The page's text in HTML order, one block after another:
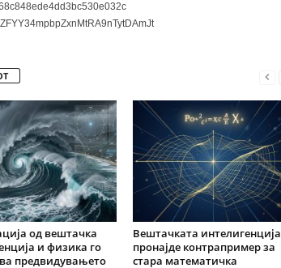
од вештачка
и физика го
предвидувањето
Вештачката интелигенција
пронајде контрапример за
стара математичка